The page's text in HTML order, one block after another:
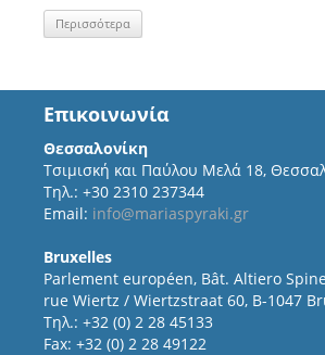
Περισσότερα
Επικοινωνία
Θεσσαλονίκη
Τσιμισκή και Παύλου Μελά 18,
Τηλ.: +30 2310 237344
Email: info@mariaspyraki.gr
Bruxelles
Parlement européen, Bât. Altiero
rue Wiertz / Wiertzstraat 60, B-1047
Τηλ.: +32 (0) 2 28 45133
Fax: +32 (0) 2 28 49122